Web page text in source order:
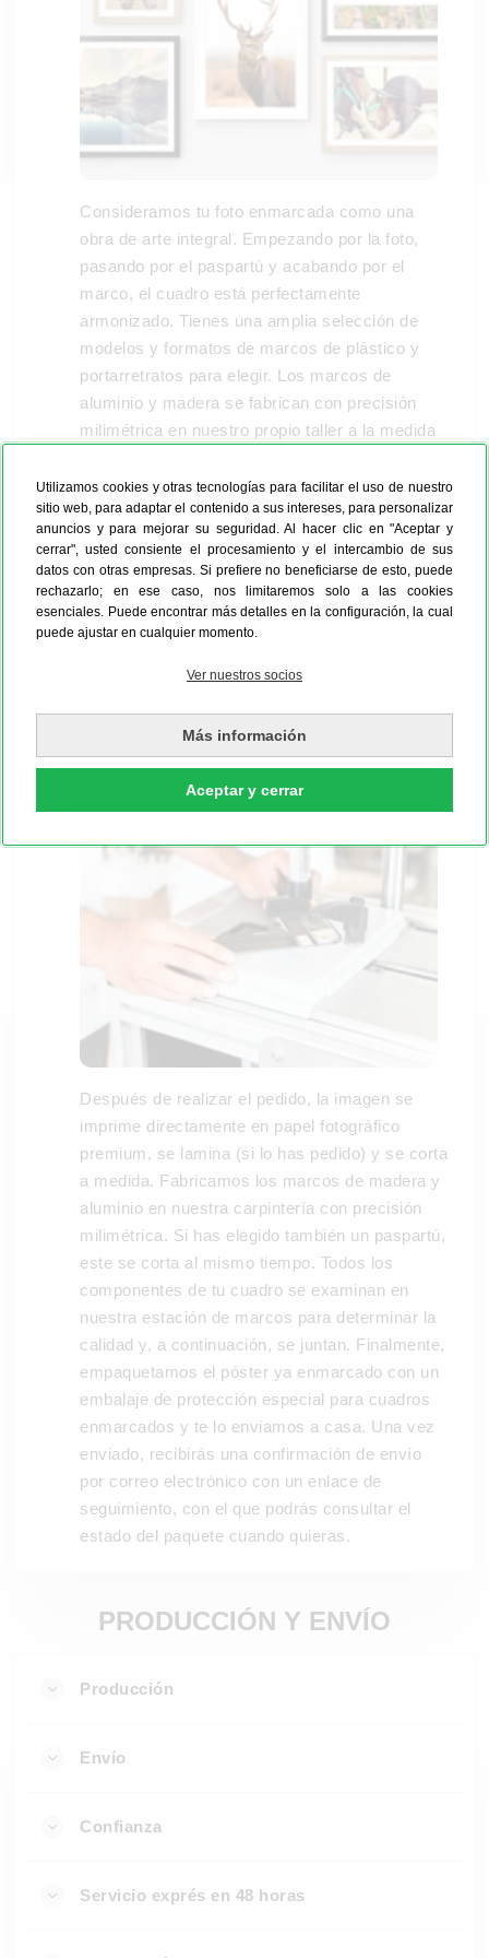
Utilizamos cookies y otras tecnologías para facilitar el uso de nuestro
sitio web, para adaptar el contenido a sus intereses, para personalizar
anuncios y para mejorar su seguridad. Al hacer clic en "Aceptar y
cerrar", usted consiente el procesamiento y el intercambio de sus
datos con otras empresas. Si prefiere no beneficiarse de esto, puede
rechazarlo; en ese caso, nos limitaremos solo a las cookies
esenciales. Puede encontrar más detalles en la configuración, la cual
puede ajustar en cualquier momento.
Ver nuestros socios
Más información
Aceptar y cerrar
Consideramos tu foto enmarcada como una
obra de arte integral. Empezando por la foto,
pasando por el paspartú y acabando por el
marco, el cuadro está perfectamente
armonizado. Tienes una amplia selección de
modelos y formatos de marcos de plástico y
portarretratos para elegir. Los marcos de
aluminio y madera se fabrican con precisión
milimétrica en nuestro propio taller a la medida
que puedes pedir en color blanco, negro o
cáscara de huevo y con diferentes anchuras.
Puedes pedir marcos de tamaños especiales
sin pagar de más. A diferencia de muchos otros
marcos a medida, los nuestros son
intercambiables, lo que significa que puedes
enmarcación de tus fotos.
El proceso de fabricación de tu obra de arte
integral
Después de realizar el pedido, la imagen se
imprime directamente en papel fotográfico
premium, se lamina (si lo has pedido) y se corta
a medida. Fabricamos los marcos de madera y
aluminio en nuestra carpintería con precisión
milimétrica. Si has elegido también un paspartú,
este se corta al mismo tiempo. Todos los
componentes de tu cuadro se examinan en
nuestra estación de marcos para determinar la
calidad y, a continuación, se juntan. Finalmente,
empaquetamos el póster ya enmarcado con un
embalaje de protección especial para cuadros
enmarcados y te lo enviamos a casa. Una vez
enviado, recibirás una confirmación de envío
por correo electrónico con un enlace de
seguimiento, con el que podrás consultar el
estado del paquete cuando quieras.
PRODUCCIÓN Y ENVÍO
Producción
Envío
Confianza
Servicio exprés en 48 horas